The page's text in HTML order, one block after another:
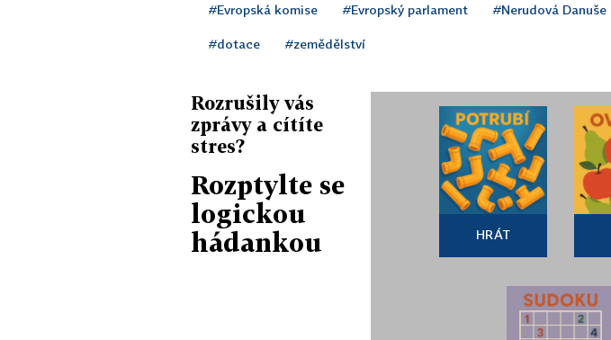
#Evropská komise #Evropský parlament #Nerudová Danuše
#dotace #zemědělství
Rozrušily vás
zprávy a cítíte
stres?
Rozptylte se
logickou
hádankou
HRÁT